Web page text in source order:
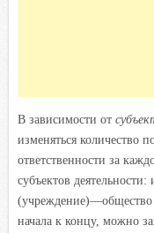
В зависимости от
изменяться количество
ответственности за
субъектов
(учреждение)—общество
начала к концу, можно